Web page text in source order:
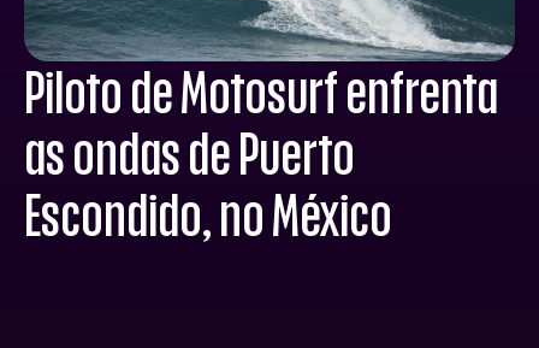
Piloto de Motosurf enfrenta
as ondas de Puerto
Escondido, no México